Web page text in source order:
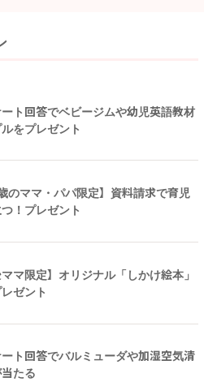
ト回答でベビージムや幼児英語教材
をプレゼント
のママ・パパ限定】資料請求で育児
！プレゼント
ママ限定】オリジナル「しかけ絵本」
ゼント
ト回答でバルミューダや加湿空気清
たる